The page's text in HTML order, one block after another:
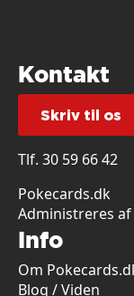
Kontakt
Skriv til os
Tlf. 30 59 66 42
Pokecards.dk
Administreres af
Info
Om
Blog / Viden